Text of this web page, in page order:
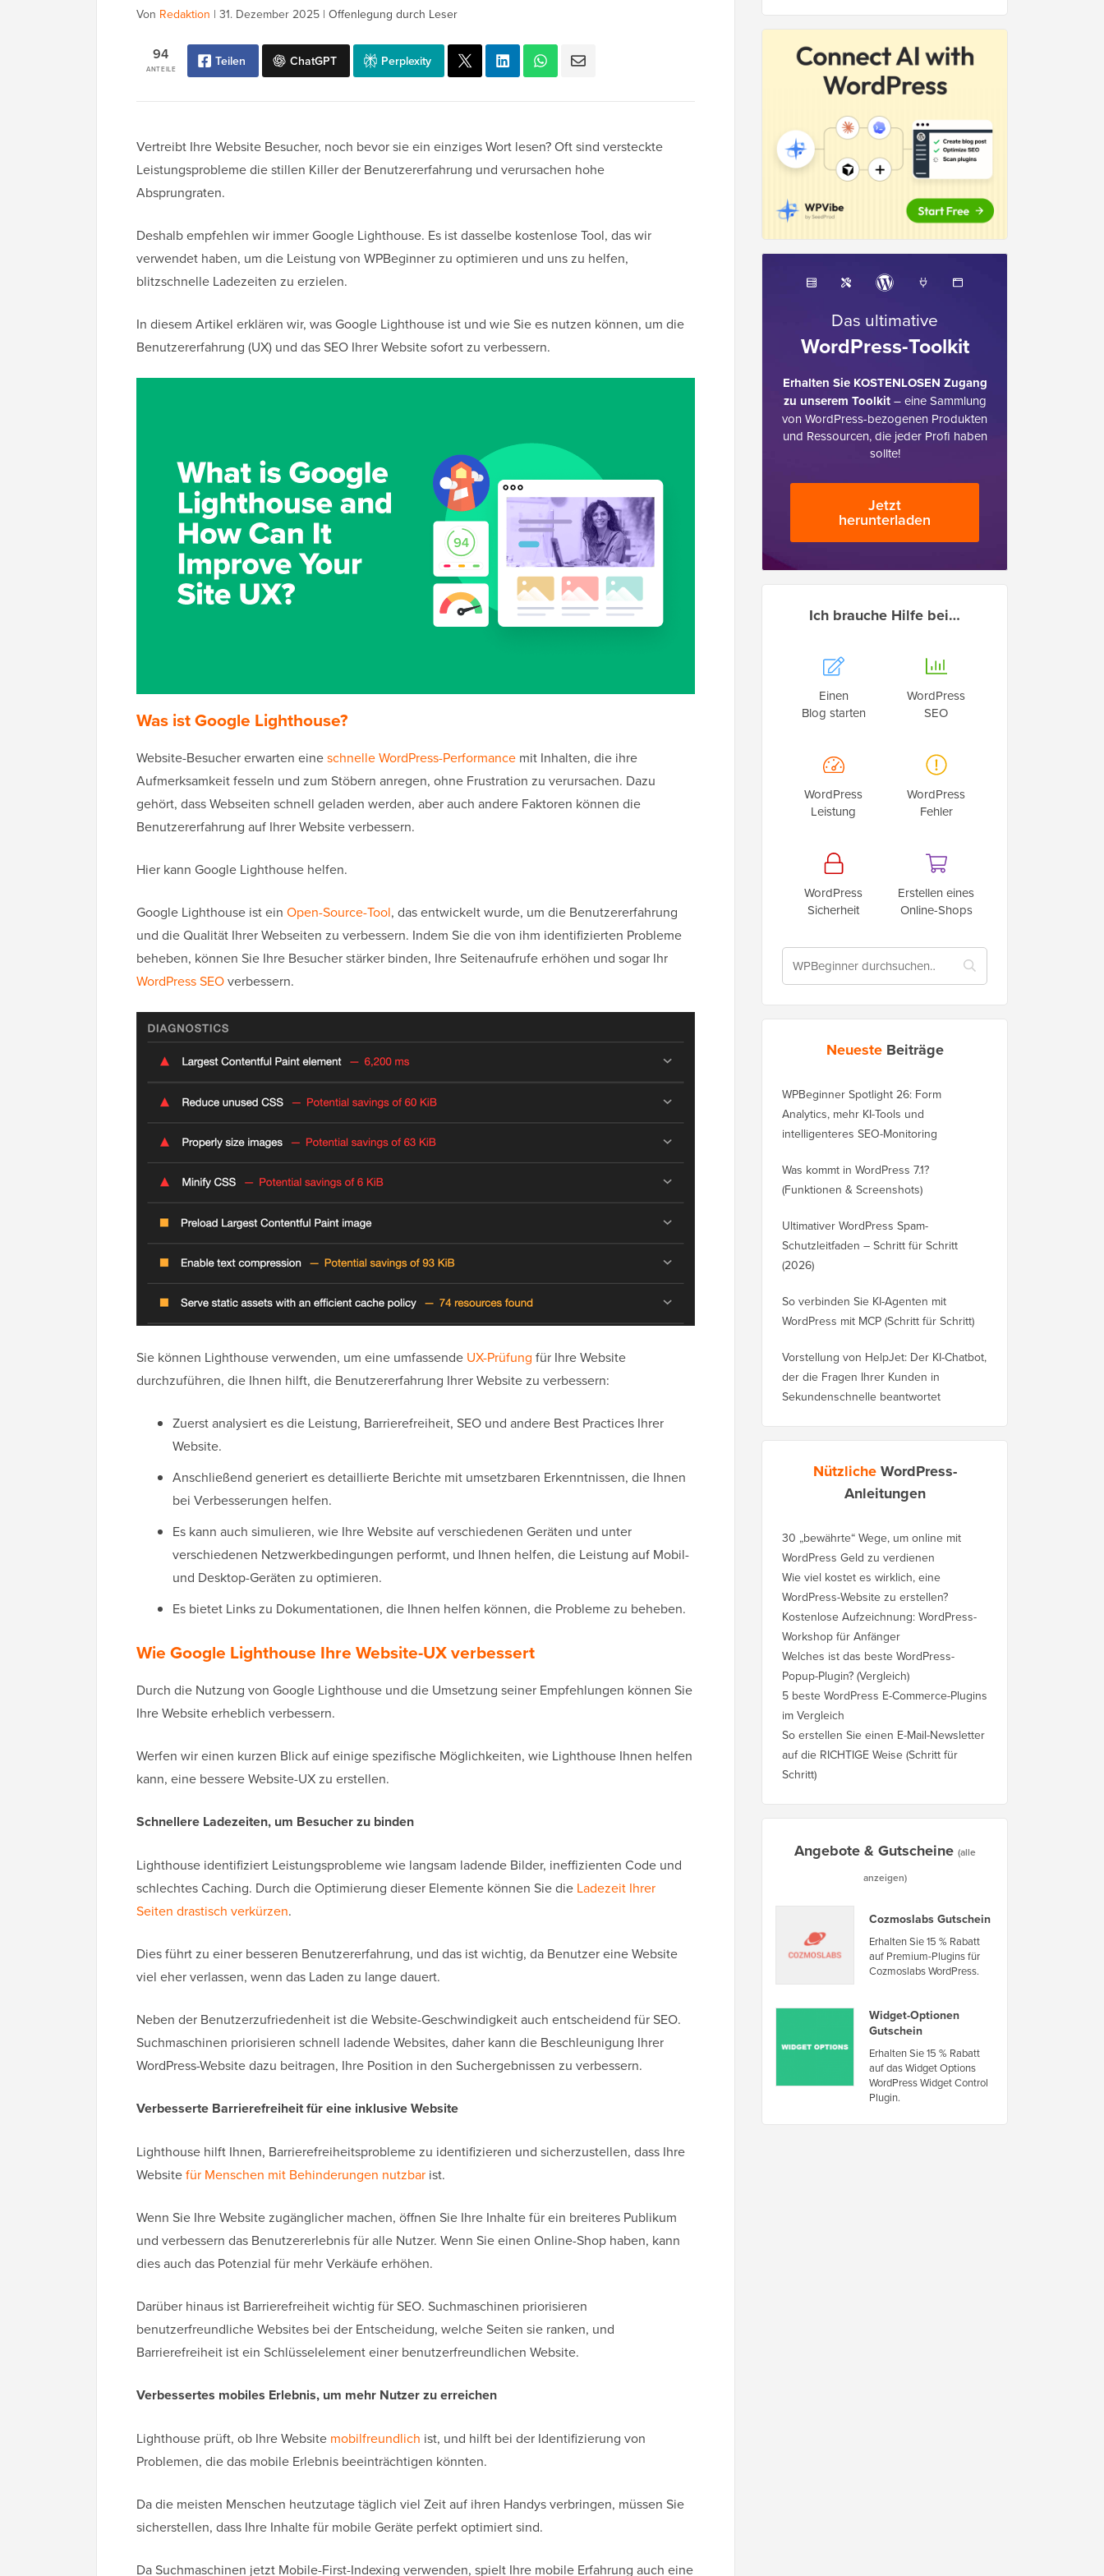
Von Redaktion | 31. Dezember 2025 | Offenlegung durch Leser
ANTEILE
94 Teilen ChatGPT Perplexity
Vertreibt Ihre Website Besucher, noch bevor sie ein einziges Wort lesen? Oft sind versteckte
Leistungsprobleme die stillen Killer der Benutzererfahrung und verursachen hohe
Absprungraten.
Deshalb empfehlen wir immer Google Lighthouse. Es ist dasselbe kostenlose Tool, das wir
verwendet haben, um die Leistung von WPBeginner zu optimieren und uns zu helfen,
blitzschnelle Ladezeiten zu erzielen.
In diesem Artikel erklären wir, was Google Lighthouse ist und wie Sie es nutzen können, um die
Benutzererfahrung (UX) und das SEO Ihrer Website sofort zu verbessern.
Was ist Google Lighthouse?
Website-Besucher erwarten eineschnelle WordPress-Performance mit Inhalten, die ihre
Aufmerksamkeit fesseln und zum Stöbern anregen, ohne Frustration zu verursachen. Dazu
gehört, dass Webseiten schnell geladen werden, aber auch andere Faktoren können die
Benutzererfahrung auf Ihrer Website verbessern.
Hier kann Google Lighthouse helfen.
Google Lighthouse ist ein Open-Source-Tool, das entwickelt wurde, um die Benutzererfahrung
und die Qualität Ihrer Webseiten zu verbessern. Indem Sie die von ihm identifizierten Probleme
beheben, können Sie Ihre Besucher stärker binden, Ihre Seitenaufrufe erhöhen und sogar Ihr
WordPress SEOverbessern.
Sie können Lighthouse verwenden, um eine umfassende UX-Prüfung für Ihre Website
durchzuführen, die Ihnen hilft, die Benutzererfahrung Ihrer Website zu verbessern:
Zuerst analysiert es die Leistung, Barrierefreiheit, SEO und andere Best Practices Ihrer
Website.
Anschließend generiert es detaillierte Berichte mit umsetzbaren Erkenntnissen, die Ihnen
bei Verbesserungen helfen.
Es kann auch simulieren, wie Ihre Website auf verschiedenen Geräten und unter
verschiedenen Netzwerkbedingungen performt, und Ihnen helfen, die Leistung auf Mobil-
und Desktop-Geräten zu optimieren.
Es bietet Links zu Dokumentationen, die Ihnen helfen können, die Probleme zu beheben.
Wie Google Lighthouse Ihre Website-UX verbessert
Durch die Nutzung von Google Lighthouse und die Umsetzung seiner Empfehlungen können Sie
Ihre Website erheblich verbessern.
Werfen wir einen kurzen Blick auf einige spezifische Möglichkeiten, wie Lighthouse Ihnen helfen
kann, eine bessere Website-UX zu erstellen.
Schnellere Ladezeiten, um Besucher zu binden
Lighthouse identifiziert Leistungsprobleme wie langsam ladende Bilder, ineffizienten Code und
schlechtes Caching. Durch die Optimierung dieser Elemente können Sie die Ladezeit Ihrer
Seiten drastisch verkürzen.
Dies führt zu einer besseren Benutzererfahrung, und das ist wichtig, da Benutzer eine Website
viel eher verlassen, wenn das Laden zu lange dauert.
Neben der Benutzerzufriedenheit ist die Website-Geschwindigkeit auch entscheidend für SEO.
Suchmaschinen priorisieren schnell ladende Websites, daher kann die Beschleunigung Ihrer
WordPress-Website dazu beitragen, Ihre Position in den Suchergebnissen zu verbessern.
Verbesserte Barrierefreiheit für eine inklusive Website
Lighthouse hilft Ihnen, Barrierefreiheitsprobleme zu identifizieren und sicherzustellen, dass Ihre
Websitefür Menschen mit Behinderungen nutzbar ist.
Wenn Sie Ihre Website zugänglicher machen, öffnen Sie Ihre Inhalte für ein breiteres Publikum
und verbessern das Benutzererlebnis für alle Nutzer. Wenn Sie einen Online-Shop haben, kann
dies auch das Potenzial für mehr Verkäufe erhöhen.
Darüber hinaus ist Barrierefreiheit wichtig für SEO. Suchmaschinen priorisieren
benutzerfreundliche Websites bei der Entscheidung, welche Seiten sie ranken, und
Barrierefreiheit ist ein Schlüsselelement einer benutzerfreundlichen Website.
Verbessertes mobiles Erlebnis, um mehr Nutzer zu erreichen
Lighthouse prüft, ob Ihre Website mobilfreundlich ist, und hilft bei der Identifizierung von
Problemen, die das mobile Erlebnis beeinträchtigen könnten.
Da die meisten Menschen heutzutage täglich viel Zeit auf ihren Handys verbringen, müssen Sie
sicherstellen, dass Ihre Inhalte für mobile Geräte perfekt optimiert sind.
Da Suchmaschinen jetzt Mobile-First-Indexing verwenden, spielt Ihre mobile Erfahrung auch eine
Das ultimative
WordPress-Toolkit
Erhalten Sie KOSTENLOSEN Zugang
zu unserem Toolkit– eine Sammlung
von WordPress-bezogenen Produkten
und Ressourcen, die jeder Profi haben
sollte!
Jetzt
herunterladen
Ich brauche Hilfe bei…
Einen
Blog starten
WordPress
SEO
WordPress
Leistung
WordPress
Fehler
WordPress
Sicherheit
Erstellen eines
Online-Shops
Neueste Beiträge
WPBeginner Spotlight 26: Form
Analytics, mehr KI-Tools und
intelligenteres SEO-Monitoring
Was kommt in WordPress 7.1?
(Funktionen & Screenshots)
Ultimativer WordPress Spam-
Schutzleitfaden – Schritt für Schritt
(2026)
So verbinden Sie KI-Agenten mit
WordPress mit MCP (Schritt für Schritt)
Vorstellung von HelpJet: Der KI-Chatbot,
der die Fragen Ihrer Kunden in
Sekundenschnelle beantwortet
NützlicheWordPress-
Anleitungen
30 „bewährte“ Wege, um online mit
WordPress Geld zu verdienen
Wie viel kostet es wirklich, eine
WordPress-Website zu erstellen?
Kostenlose Aufzeichnung: WordPress-
Workshop für Anfänger
Welches ist das beste WordPress-
Popup-Plugin? (Vergleich)
5 beste WordPress E-Commerce-Plugins
im Vergleich
So erstellen Sie einen E-Mail-Newsletter
auf die RICHTIGE Weise (Schritt für
Schritt)
Angebote & Gutscheine (alle
anzeigen)
Cozmoslabs Gutschein
Erhalten Sie 15 % Rabatt
auf Premium-Plugins für
Cozmoslabs WordPress.
Widget-Optionen
Gutschein
Erhalten Sie 15 % Rabatt
auf das Widget Options
WordPress Widget Control
Plugin.